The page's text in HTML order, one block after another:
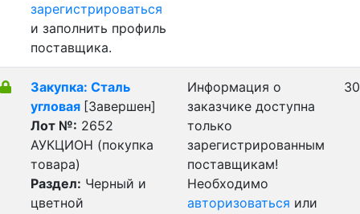
зарегистрироваться
и заполнить профиль
поставщика.
Закупка: Сталь
угловая [Завершен]
Лот №: 2652
АУКЦИОН (покупка
товара)
Раздел: Черный и
цветной
Информация о
заказчике доступна
только
зарегистрированным
поставщикам!
Необходимо
авторизоваться или